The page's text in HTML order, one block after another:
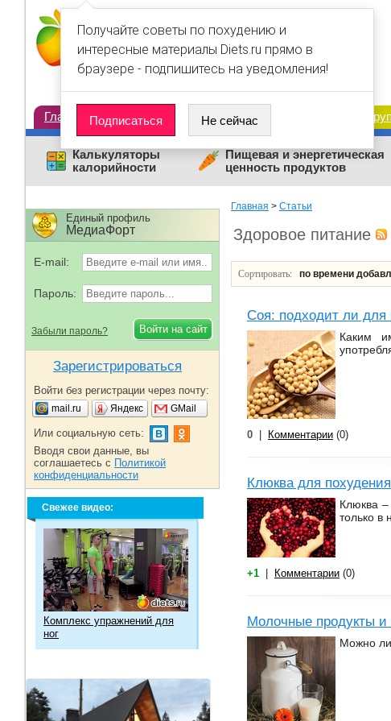
Главная Диеты Статьи Дневники
Калькуляторы
калорийности
Пищевая и энергетическая
ценность продуктов
Главная > Статьи
Здоровое питание
Сортировать: по времени
Соя: подходит ли для
Каким
0 Комментарии (0)
Клюква для
Клюква –
только в
+1 Комментарии (0)
Молочные продукты
Можно ли
Единый профиль
МедиаФорт
E-mail:
Пароль:
Забыли пароль?
Зарегистрироваться
Войти без регистрации через почту:
mail.ru Яндекс GMail
Или социальную сеть:
Вводя свои данные, вы
соглашаетесь с Политикой
конфиденциальности
Свежее видео:
Комплекс упражнений для
ног
Получайте советы по похудению и
интересные материалы Diets.ru прямо в
браузере - подпишитесь на уведомления!
Подписаться Не сейчас